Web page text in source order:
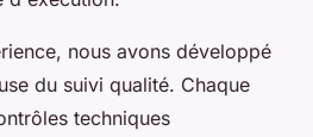
nous avons développé
du suivi qualité. Chaque
techniques